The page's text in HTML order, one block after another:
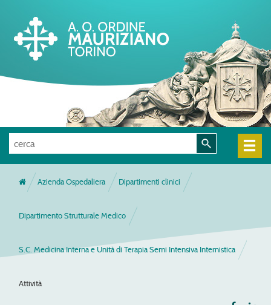
Azienda Ospedaliera Dipartimenti clinici
Dipartimento Strutturale Medico
S.C. Medicina Interna e Unità di Terapia Semi Intensiva Internistica
Attività